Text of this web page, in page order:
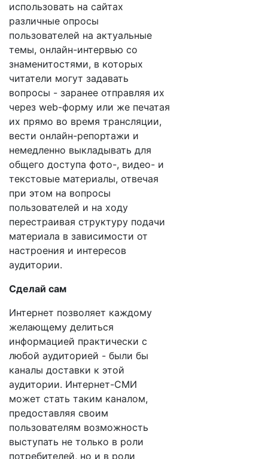
использовать на сайтах
различные опросы
пользователей на актуальные
темы, онлайн-интервью со
знаменитостями, в которых
читатели могут задавать
вопросы - заранее отправляя их
через web-форму или же печатая
их прямо во время трансляции,
вести онлайн-репортажи и
немедленно выкладывать для
общего доступа фото-, видео- и
текстовые материалы, отвечая
при этом на вопросы
пользователей и на ходу
перестраивая структуру подачи
материала в зависимости от
настроения и интересов
аудитории.
Сделай сам
Интернет позволяет каждому
желающему делиться
информацией практически с
любой аудиторией - были бы
каналы доставки к этой
аудитории. Интернет-СМИ
может стать таким каналом,
предоставляя своим
пользователям возможность
выступать не только в роли
потребителей, но и в роли